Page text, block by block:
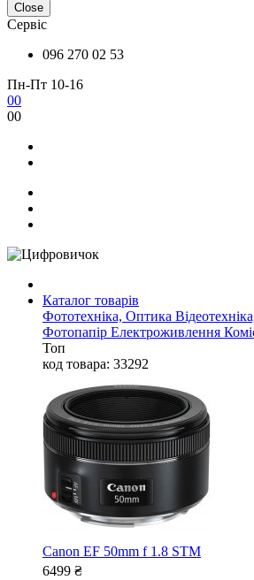
Close
Сервіс
096 270 02 53
Пн-Пт 10-16
00
00
Каталог товарів
Фототехніка, Оптика
Фотопапір Електроживлення
Топ
код товара: 33292
Canon EF 50mm f 1.8 STM
6499 ₴